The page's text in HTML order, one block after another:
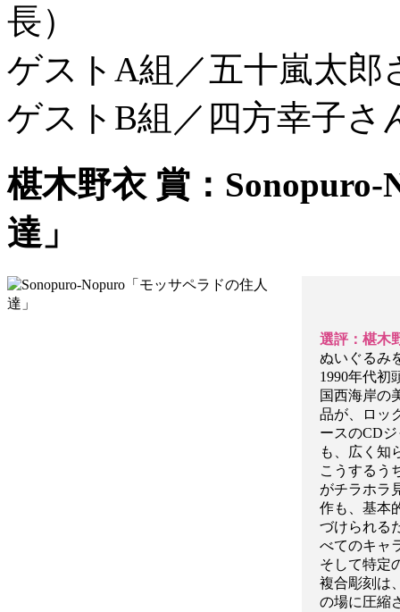
長）
ゲストA組／五十嵐太郎
ゲストB組／四方幸子さ
椹木野衣 賞：
達」
選評：椹木
ぬいぐるみ
1990年代初
国西海岸の
品が、ロッ
ースのCD
も、広く知
こうするう
がチラホラ
作も、基本
づけられる
べてのキャ
そして特定
複合彫刻は
の場に圧縮